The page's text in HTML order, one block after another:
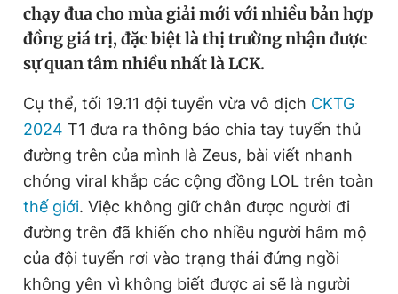
Video Magazine
Sản phẩm khác
Tiện ích Bạn cần biết
Thông tin tòa soạn Liên hệ quảng cáo
chạy đua cho mùa giải mới với nhiều bản hợp
đồng giá trị, đặc biệt là thị trường nhận được
sự quan tâm nhiều nhất là LCK.
Cụ thể, tối 19.11 đội tuyển vừa vô địch CKTG
2024 T1 đưa ra thông báo chia tay tuyển thủ
đường trên của mình là Zeus, bài viết nhanh
chóng viral khắp các cộng đồng LOL trên toàn
thế giới. Việc không giữ chân được người đi
đường trên đã khiến cho nhiều người hâm mộ
của đội tuyển rơi vào trạng thái đứng ngồi
không yên vì không biết được ai sẽ là người